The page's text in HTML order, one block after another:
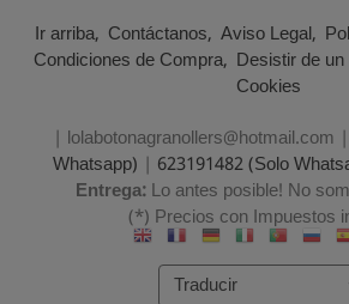
Ir arriba Contáctanos Aviso Legal
Condiciones de Compra Desistir de
Cookies
| lolabotonagranollers@hotmail.com |
Whatsapp) | 623191482 (Solo
Entrega:Lo antes posible! No
(*) Precios con Impuestos